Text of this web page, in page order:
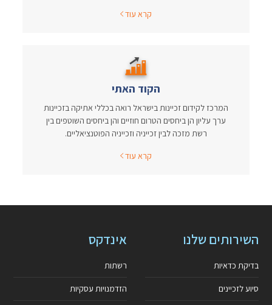
קרא עוד
הקוד האתי
המרכז לקידום זכיינות בישראל רואה בכללי אתיקה בזכיינות
ערך עליון הן ביחסים הטרום חוזיים והן ביחסים השוטפים בין
רשת מזכה לבין זכייניה וזכייניה הפוטנציאליים.
קרא עוד
השירותים שלנו
בדיקת כדאיות
סיוע לזכיינים
אינדקס
רשתות
הזדמנויות עסקיות